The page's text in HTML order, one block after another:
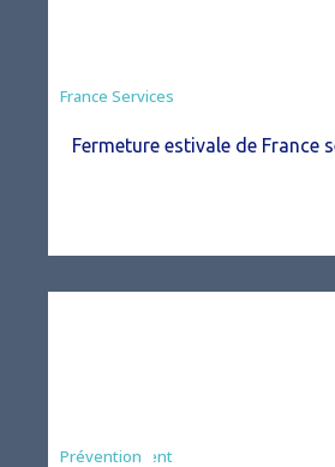
France Services
Fermeture estivale de France
Agriculture
Arrêté
Environnement
Prévention